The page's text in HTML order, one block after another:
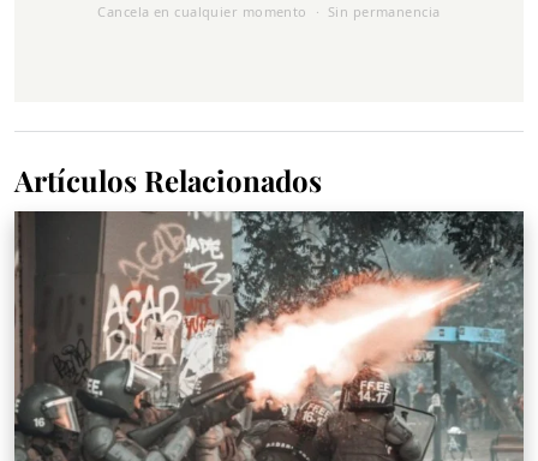
Cancela en cualquier momento · Sin permanencia
Artículos Relacionados